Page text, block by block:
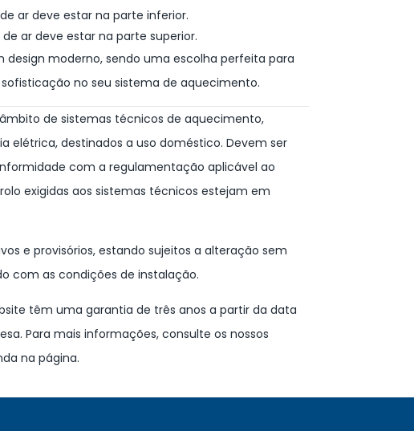
ar deve estar na parte inferior.
ar deve estar na parte superior.
moderno, sendo uma escolha perfeita para
no seu sistema de aquecimento.
de sistemas técnicos de aquecimento,
elétrica, destinados a uso doméstico. Devem ser
com a regulamentação aplicável ao
exigidas aos sistemas técnicos estejam em
e provisórios, estando sujeitos a alteração sem
com as condições de instalação.
têm uma garantia de três anos a partir da data
Para mais informações, consulte os nossos
na página.